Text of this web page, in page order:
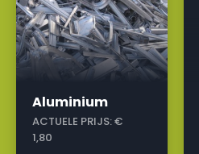
Aluminium
ACTUELE PRIJS:€
1,80